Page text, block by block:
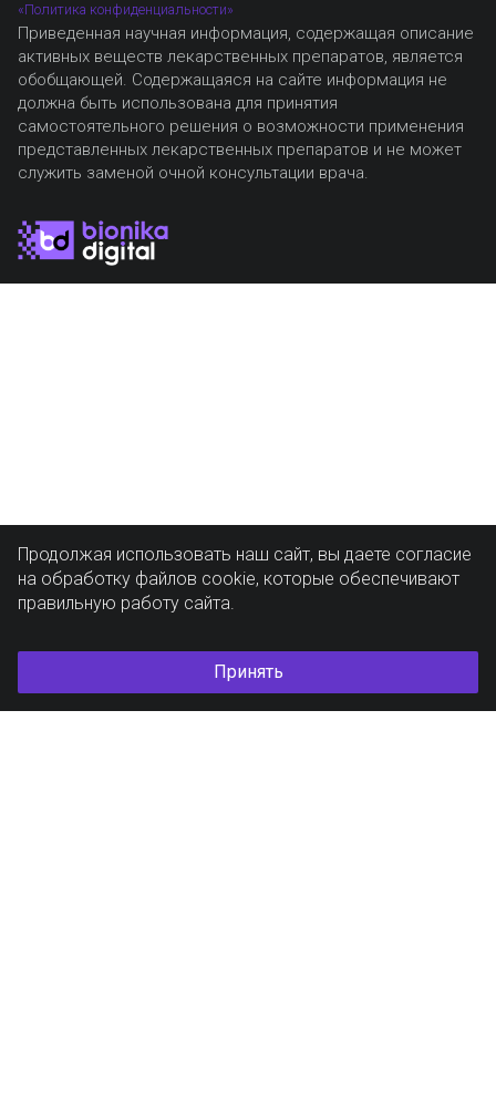
«Политика конфиденциальности»
Приведенная научная информация, содержащая описание
активных веществ лекарственных препаратов, является
обобщающей. Содержащаяся на сайте информация не
должна быть использована для принятия
самостоятельного решения о возможности применения
представленных лекарственных препаратов и не может
служить заменой очной консультации врача.
Продолжая использовать наш сайт, вы даете согласие
на обработку файлов cookie, которые обеспечивают
правильную работу сайта.
Принять